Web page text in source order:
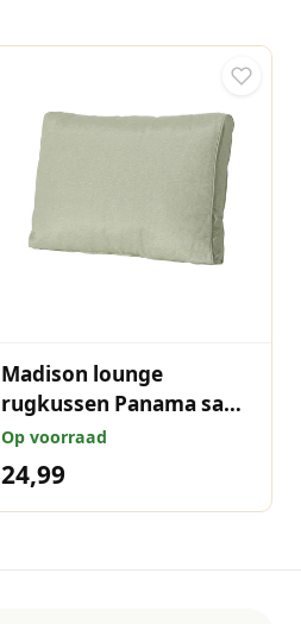
Madison lounge
rugkussen Panama sage
40x60 cm
Op voorraad
24,99